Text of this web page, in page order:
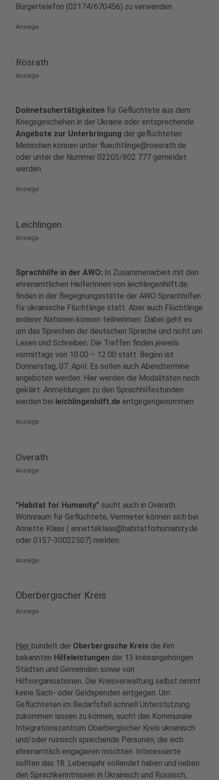
Bürgertelefon (02174/670456) zu verwenden.
Anzeige
Rösrath
Anzeige
Dolmetschertätigkeiten für Geflüchtete aus dem
Kriegsgeschehen in der Ukraine oder entsprechende
Angebote zur Unterbringung der geflüchteten
Menschen können unter fluechtlinge@roesrath.de
oder unter der Nummer 02205/802 777 gemeldet
werden.
Anzeige
Leichlingen
Anzeige
Sprachhilfe in der AWO: In Zusammenarbeit mit den
ehrenamtlichen HelferInnen von leichlingenhilft.de
finden in der Begegnungsstätte der AWO Sprachhilfen
für ukrainische Flüchtlinge statt. Aber auch Flüchtlinge
anderer Nationen können teilnehmen. Dabei geht es
um das Sprechen der deutschen Sprache und nicht um
Lesen und Schreiben. Die Treffen finden jeweils
vormittags von 10.00 – 12.00 statt. Beginn ist
Donnerstag, 07. April. Es sollen auch Abendtermine
angeboten werden. Hier werden die Modalitäten noch
geklärt. Anmeldungen zu den Sprachhilfestunden
werden bei leichlingenhilft.de entgegengenommen.
Anzeige
Overath
Anzeige
"Habitat for Humanity" sucht auch in Overath
Wohnraum für Geflüchtete, Vermieter können sich bei
Annette Klaas ( annetteklaas@habitatforhumanity.de
oder 0157-30022507) melden.
Anzeige
Oberbergischer Kreis
Anzeige
Hier bündelt der Oberbergische Kreis die ihm
bekannten Hilfeleistungen der 13 kreisangehörigen
Städten und Gemeinden sowie von
Hilfsorganisationen. Die Kreisverwaltung selbst nimmt
keine Sach- oder Geldspenden entgegen. Um
Geflüchteten im Bedarfsfall schnell Unterstützung
zukommen lassen zu können, sucht das Kommunale
Integrationszentrum Oberbergischer Kreis ukrainisch
und/oder russisch sprechende Personen, die sich
ehrenamtlich engagieren möchten. Interessierte
sollten das 18. Lebensjahr vollendet haben und neben
den Sprachkenntnissen in Ukrainisch und Russisch,